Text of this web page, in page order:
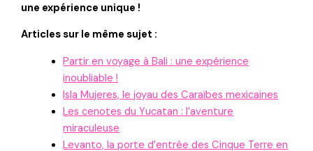
une expérience unique !
Articles sur le même sujet :
Partir en voyage à Bali : une expérience
inoubliable !
Isla Mujeres, le joyau des Caraïbes mexicaines
Les cenotes du Yucatan : l’aventure
miraculeuse
Levanto, la porte d’entrée des Cinque Terre en